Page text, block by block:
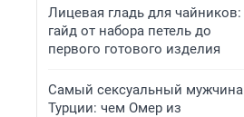
Лицевая гладь для чайников:
гайд от набора петель до
первого готового изделия
Самый сексуальный мужчина
Турции: чем Омер из